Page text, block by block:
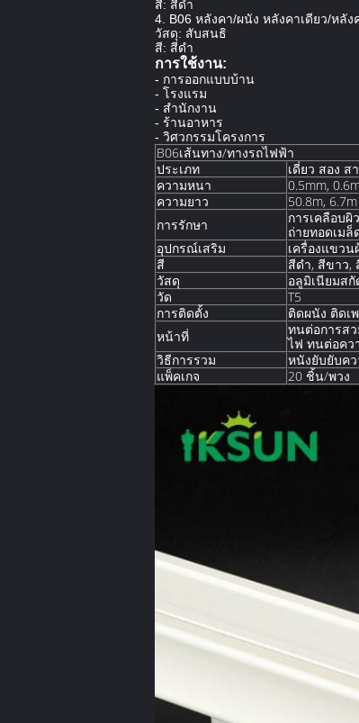
สี: สีดํา
4. B06 หลังคา/ผนัง หลังคาเดียว/หลั
วัสดุ: สับสนธิ
สี: สีดํา
การใช้งาน:
- การออกแบบบ้าน
- โรงแรม
- สํานักงาน
- ร้านอาหาร
- วิศวกรรมโครงการ
B06เส้นทาง/ทางรถไฟฟ้า
ประเภท
เดี่ยว สอง ส
ความหนา
0.5mm,
ความยาว
50.8m, 6.7m
การรักษา
การเคลือบผิ
ถ่ายทอดเมล็
อุปกรณ์เสริม
เครื่องแขว
สี
สีดํา, สีขาว,
วัสดุ
อลูมิเนียมสกั
วัด
T5
การติดตั้ง
ติดผนัง ติดเ
หน้าที่
ทนต่อการส
ไฟ ทนต่อค
วิธีการรวม
หนังยับยับคว
แพ็คเกจ
20 ชิ้น/พวง